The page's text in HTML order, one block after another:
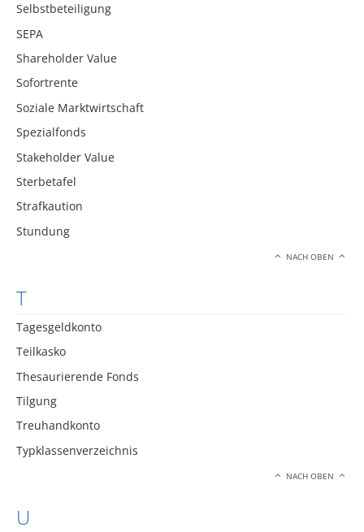
Selbstbeteiligung
SEPA
Shareholder Value
Sofortrente
Soziale Marktwirtschaft
Spezialfonds
Stakeholder Value
Sterbetafel
Strafkaution
Stundung
NACH OBEN
T
Tagesgeldkonto
Teilkasko
Thesaurierende Fonds
Tilgung
Treuhandkonto
Typklassenverzeichnis
NACH OBEN
U